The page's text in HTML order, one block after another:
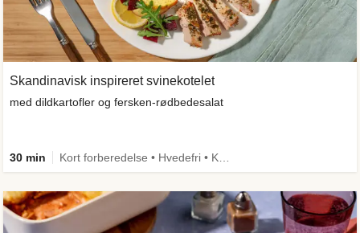
Skandinavisk inspireret svinekotelet
med dildkartofler og fersken-rødbedesalat
30 min